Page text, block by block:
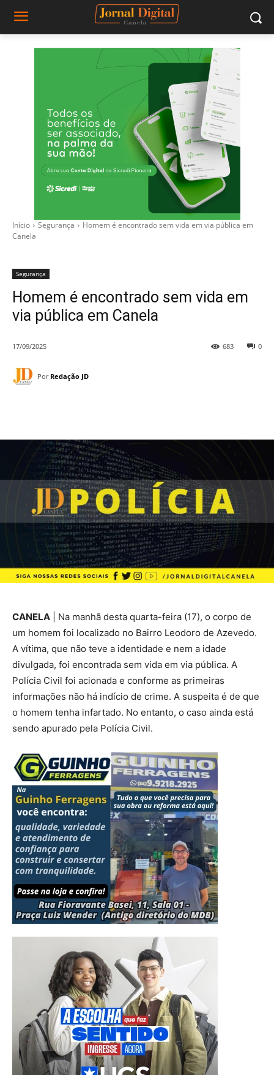
Início Segurança
Homem é encontrado sem vida em via pública em
Canela
Segurança
Homem é encontrado sem vida em
via pública em Canela
17/09/2025 0
683
Por Redação JD
CANELA | Na manhã desta quarta-feira (17), o corpo de
um homem foi localizado no Bairro Leodoro de Azevedo.
A vítima, que não teve a identidade e nem a idade
divulgada, foi encontrada sem vida em via pública. A
Polícia Civil foi acionada e conforme as primeiras
informações não há indício de crime. A suspeita é de que
o homem tenha infartado. No entanto, o caso ainda está
sendo apurado pela Polícia Civil.